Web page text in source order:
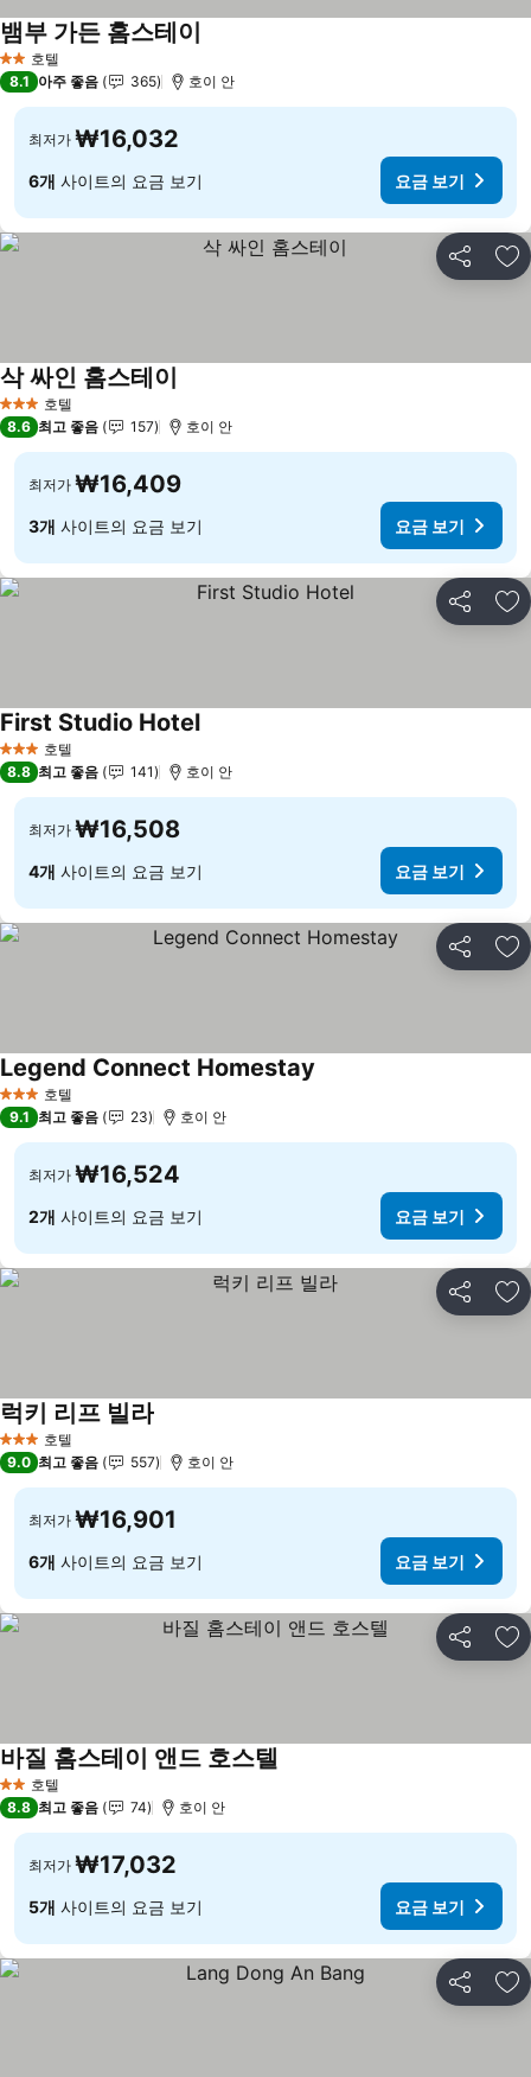
2 성급호텔
뱀부 가든 홈스테이
8.1 아주 좋음 365 호이 안
최저가 ₩16,032
6개 사이트의 요금 보기 요금 보기
공유 즐
3 성급 호텔
삭 싸인 홈스테이
8.6 최고 좋음 157 호이 안
최저가 ₩16,409
3개 사이트의 요금 보기 요금 보기
공유 즐
3 성급 호텔
First Studio Hotel요금 보기
8.8 최고 좋음 141 호이 안
최저가 ₩16,508
4개 사이트의 요금 보기 요금 보기
공유 즐
3 성급 호텔
Legend Connect Homestay
9.1 최고 좋음 23 호이 안
최저가 ₩16,524
2개 사이트의 요금 보기 요금 보기
공유 즐
3 성급 호텔
럭키 리프 빌라
9.0 최고 좋음 557 호이 안
최저가 ₩16,901
6개 사이트의 요금 보기 요금 보기
공유 즐
2 성급호텔
바질 홈스테이 앤드 호스텔
8.8 최고 좋음 74 호이 안
최저가 ₩17,032
5개 사이트의 요금 보기 요금 보기
공유 즐